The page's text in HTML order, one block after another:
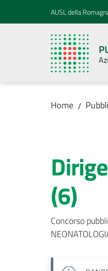
Vai al contenuto
Vai alla navigazione
AUSL della
Home /
(6)
Concorso